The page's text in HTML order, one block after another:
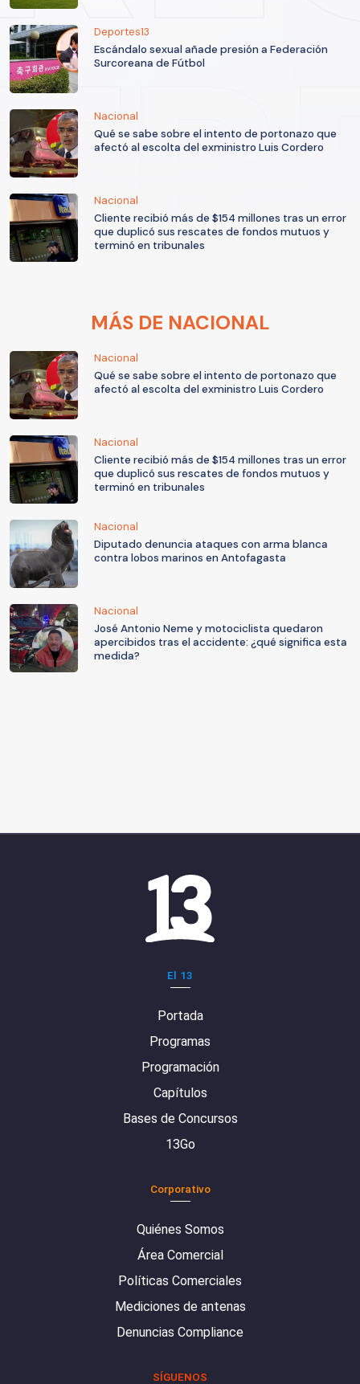
Deportes13
Escándalo sexual añade presión a Federación
Surcoreana de Fútbol
Nacional
Qué se sabe sobre el intento de portonazo que
afectó al escolta del exministro Luis Cordero
Nacional
Cliente recibió más de $154 millones tras un error
que duplicó sus rescates de fondos mutuos y
terminó en tribunales
MÁS DE NACIONAL
Nacional
Qué se sabe sobre el intento de portonazo que
afectó al escolta del exministro Luis Cordero
Nacional
Cliente recibió más de $154 millones tras un error
que duplicó sus rescates de fondos mutuos y
terminó en tribunales
Nacional
Diputado denuncia ataques con arma blanca
contra lobos marinos en Antofagasta
Nacional
José Antonio Neme y motociclista quedaron
apercibidos tras el accidente: ¿qué significa esta
medida?
El 13
Portada
Programas
Programación
Capítulos
Bases de Concursos
13Go
Corporativo
Quiénes Somos
Área Comercial
Políticas Comerciales
Mediciones de antenas
Denuncias Compliance
SÍGUENOS